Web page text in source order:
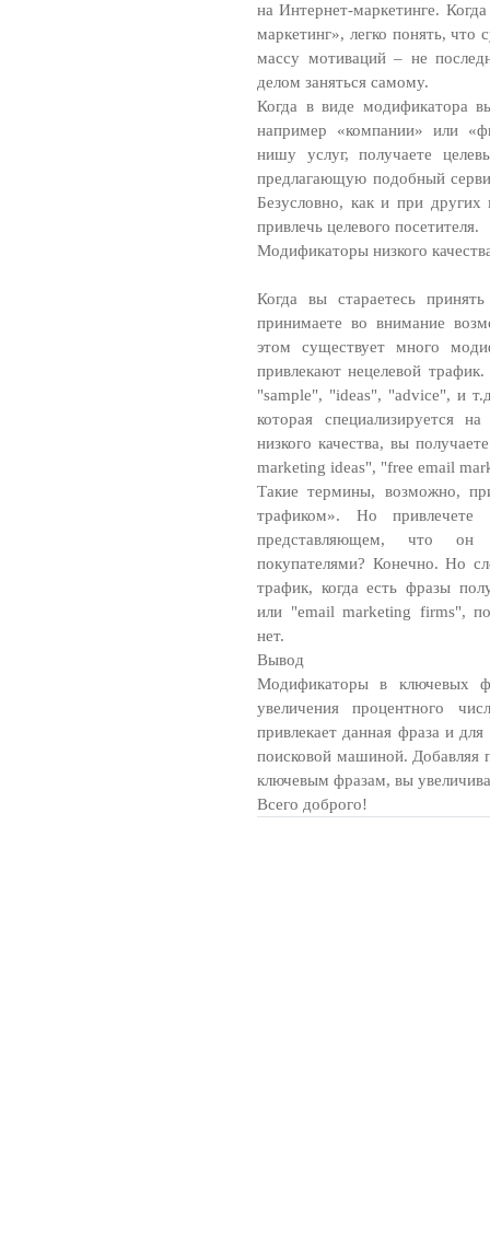
на Интернет-маркетинге.
маркетинг», легко понять,
массу мотиваций – не
делом заняться самому.
Когда в виде модификатора
например «компании» или
нишу услуг, получаете
предлагающую подобный
Безусловно, как и при других
привлечь целевого посетителя.
Модификаторы низкого
Когда вы стараетесь
принимаете во внимание
этом существует много
привлекают нецелевой
"sample", "ideas", "advice", и
которая специализируется
низкого качества, вы
marketing ideas", "free email
Такие термины, возможно,
трафиком». Но
представляющем, что он
покупателями? Конечно. Но
трафик, когда есть фразы
или "email marketing firms",
нет.
Вывод
Модификаторы в ключевых
увеличения процентного
привлекает данная фраза и
поисковой машиной. Добавляя
ключевым фразам, вы
Всего доброго!